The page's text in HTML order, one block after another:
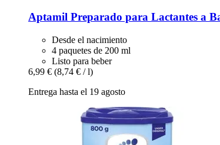
Aptamil Preparado para Lactantes a
Desde el nacimiento
4 paquetes de 200 ml
Listo para beber
6,99 € (8,74 € / l)
Entrega hasta el 19 agosto